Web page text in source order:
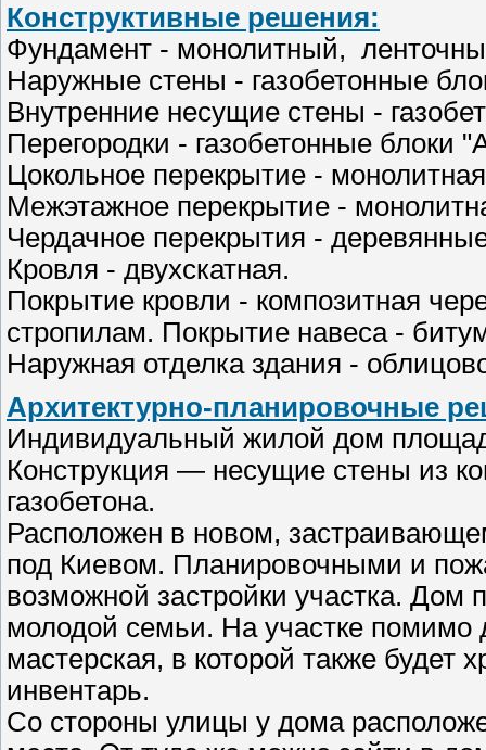
Конструктивные решения:
Фундамент - монолитный,
Наружные стены - газобетонные
Внутренние несущие стены -
Перегородки - газобетонные блоки
Цокольное перекрытие -
Межэтажное перекрытие -
Чердачное перекрытия -
Кровля - двухскатная.
Покрытие кровли - композитная
стропилам. Покрытие навеса -
Наружная отделка здания -
Архитектурно-планировочные
Индивидуальный жилой дом
Конструкция — несущие стены из
газобетона.
Расположен в новом,
под Киевом. Планировочными и
возможной застройки участка. Дом
молодой семьи. На участке помимо
мастерская, в которой также
инвентарь.
Со стороны улицы у дома